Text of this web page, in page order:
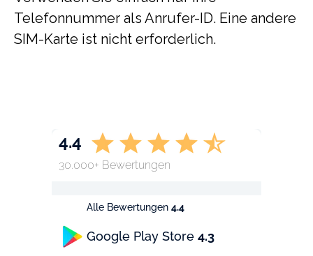
Telefonnummer als Anrufer-ID. Eine andere
SIM-Karte ist nicht erforderlich.
Alle Bewertungen 4.4
Google Play Store 4.3
4.4
30.000+ Bewertungen